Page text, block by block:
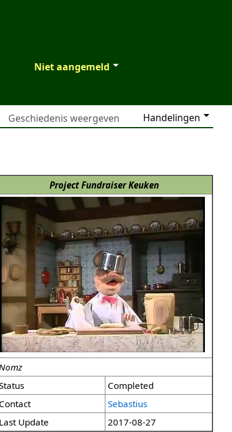
Niet aangemeld
Handelingen
Geschiedenis weergeven
Project Fundraiser Keuken
Completed
Contact
Sebastius
Last Update
2017-08-27